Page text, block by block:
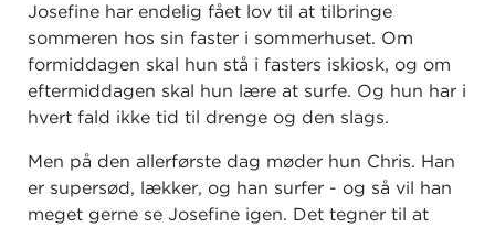
Josefine har endelig fået lov til at tilbringe
sommeren hos sin faster i sommerhuset. Om
formiddagen skal hun stå i fasters iskiosk, og om
eftermiddagen skal hun lære at surfe. Og hun har i
hvert fald ikke tid til drenge og den slags.
Men på den allerførste dag møder hun Chris. Han
er supersød, lækker, og han surfer - og så vil han
meget gerne se Josefine igen. Det tegner til at